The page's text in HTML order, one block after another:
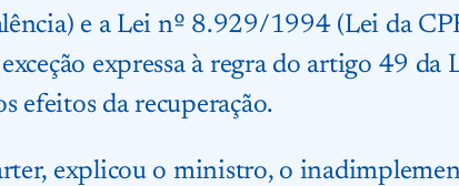
e a Lei nº 8.929/1994 (Lei da
expressa à regra do artigo 49 da
efeitos da recuperação.
explicou o ministro, o